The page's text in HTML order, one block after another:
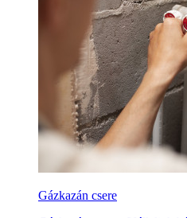
Gázkazán csere